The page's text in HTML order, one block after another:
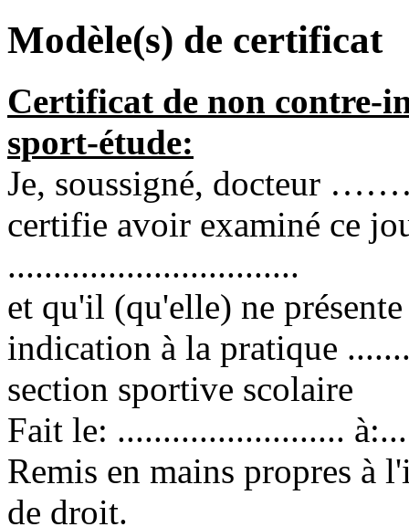
Modèle(s) de certificat
Certificat de non contre-
sport-étude:
Je, soussigné,
certifie avoir examiné ce
................................
et qu'il (qu'elle) ne
indication à la pratique
section sportive scolaire
Fait le: .........................
Remis en mains propres à
de droit.